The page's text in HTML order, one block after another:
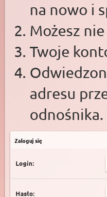
na nowo i
Możesz
Twoje
adresu
odnośnika.
Zaloguj się
Login:
Hasło: